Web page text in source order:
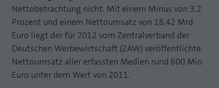
Nettobetrachtung nicht. Mit einem Minus von 3,2
Prozent und einem Nettoumsatz von 18,42 Mrd
Euro liegt der für 2012 vom Zentralverband der
Deutschen Werbewirtschaft (ZAW) veröffentlichte
Nettoumsatz aller erfassten Medien rund 600 Mio
Euro unter dem Wert von 2011.
Name PHPSESSID
Anbieter php
Laufzeit Ende der Sitzung
Zweck
Cookie von AT INTERNET zur Steuerung der
erweiterten Script- und Ereignisbehandlung
Name atuserid
Anbieter AT INTERNET